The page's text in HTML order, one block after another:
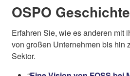
OSPO
Erfahren Sie, wie es anderen mit
von großen Unternehmen bis hin
Sektor.